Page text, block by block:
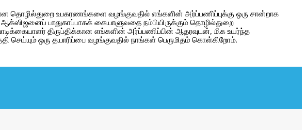
தொழில்துறை உபகரணங்களை வழங்குவதில் எங்களின் அர்ப்பணிப்புக்கு ஒரு சான்றாக
ஆக்ஸிஜனைப் பாதுகாப்பாகக் கையாளுவதை நம்பியிருக்கும் தொழில்துறை
திருப்திக்கான எங்களின் அர்ப்பணிப்பின் ஆதரவுடன், மிக உயர்ந்த
ஒரு தயாரிப்பை வழங்குவதில் நாங்கள் பெருமிதம் கொள்கிறோம்.